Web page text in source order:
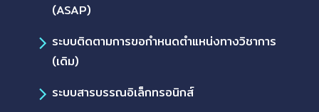
(ASAP)
ระบบติดตามการขอกำหนดตำแหน่งทางวิชาการ
(เดิม)
ระบบสารบรรณอิเล็กทรอนิกส์